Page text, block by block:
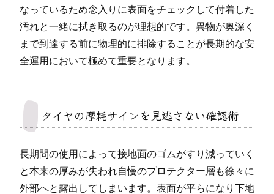
なっているため念入りに表面をチェックして付着した
汚れと一緒に拭き取るのが理想的です。異物が奥深く
まで到達する前に物理的に排除することが長期的な安
全運用において極めて重要となります。
タイヤの摩耗サインを見逃さない確認術
長期間の使用によって接地面のゴムがすり減っていく
と本来の厚みが失われ自慢のプロテクター層も徐々に
外部へと露出してしまいます。表面が平らになり下地